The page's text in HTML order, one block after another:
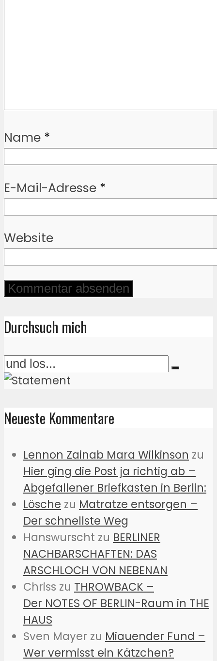
Name *
E-Mail-Adresse *
Website
Durchsuch mich
Neueste Kommentare
Lennon Zainab Mara Wilkinson zu
Hier ging die Post ja richtig ab –
Abgefallener Briefkasten in Berlin:
Lösche zu Matratze entsorgen –
Der schnellste Weg
Hanswurscht zu BERLINER
NACHBARSCHAFTEN: DAS
ARSCHLOCH VON NEBENAN
Chriss zu THROWBACK –
Der NOTES OF BERLIN-Raum in THE
HAUS
Sven Mayer zu Miauender Fund –
Wer vermisst ein Kätzchen?